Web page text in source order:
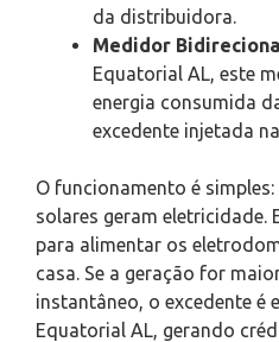
da distribuidora.
Medidor
Equatorial AL, este
energia consumida
excedente injetada
O funcionamento é
solares geram eletricidade.
para alimentar os
casa. Se a geração for
instantâneo, o excedente é
Equatorial AL, gerando